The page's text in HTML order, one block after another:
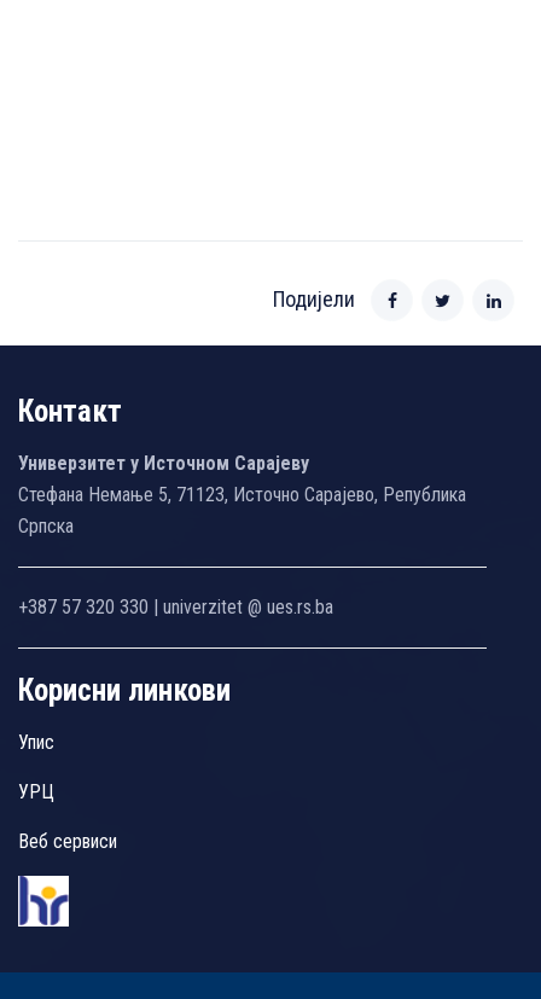
Подијели
Контакт
Универзитет у Источном Сарајеву
Стефана Немање 5, 71123, Источно Сарајево, Република
Српска
+387 57 320 330 | univerzitet @ ues.rs.ba
Корисни линкови
Упис
УРЦ
Веб сервиси